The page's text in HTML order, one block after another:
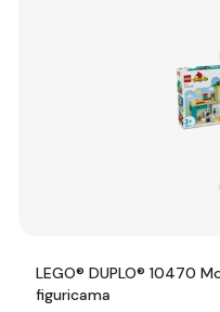
LEGO® DUPLO® 10470
figuricama